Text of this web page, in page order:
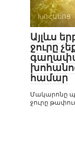
ԽՈՀԱՆՈՑ
Այլևս
ջուրը
համար
Մակարոնը
ջուրը